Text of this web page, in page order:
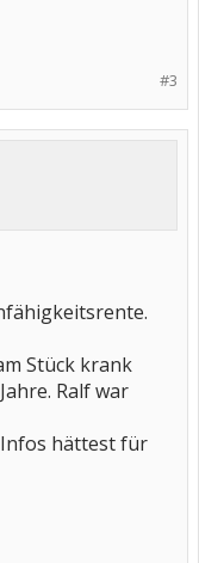
#3
Stück krank
Ralf war
hättest für